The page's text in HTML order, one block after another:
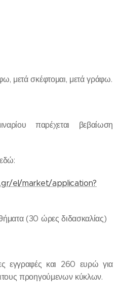
μετά σκέφτομαι, μετά γράφω.
παρέχεται βεβαίωση
el/market/application?
(30 ώρες διδασκαλίας)
εγγραφές και 260 ευρώ για
προηγούμενων κύκλων.